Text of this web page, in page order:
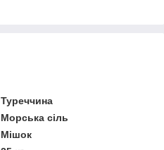
Туреччина
Морська сіль
Мішок